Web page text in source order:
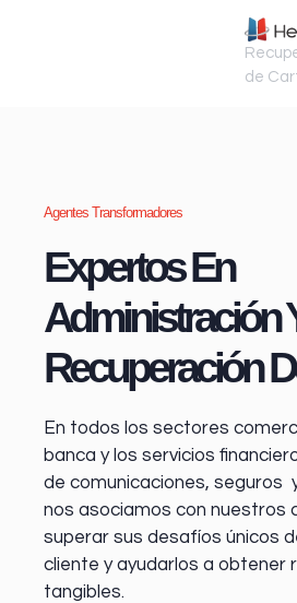
de
Agentes Transformadores
Expertos En
Administración
Recuperación
En todos los sectores
banca y los servicios
de comunicaciones, seguros
nos asociamos con nuestros
superar sus desafíos únicos
cliente y ayudarlos a obtener
tangibles.